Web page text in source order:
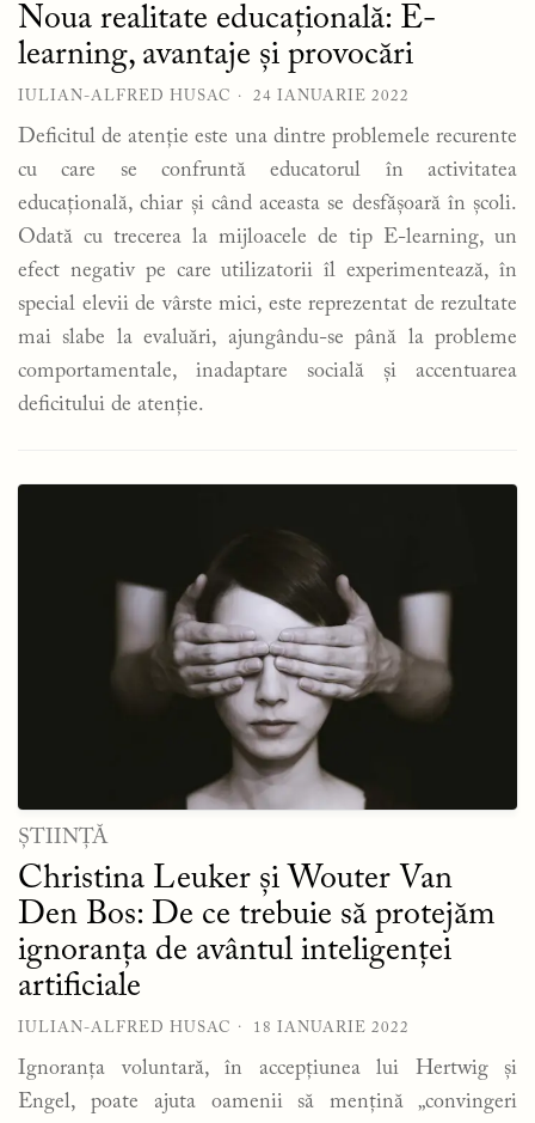
Noua realitate educațională: E-
learning, avantaje și provocări
IULIAN-ALFRED HUSAC 24 IANUARIE 2022
Deficitul de atenție este una dintre problemele recurente
cu care se confruntă educatorul în activitatea
educațională, chiar și când aceasta se desfășoară în școli.
Odată cu trecerea la mijloacele de tip E-learning, un
efect negativ pe care utilizatorii îl experimentează, în
special elevii de vârste mici, este reprezentat de rezultate
mai slabe la evaluări, ajungându-se până la probleme
comportamentale, inadaptare socială și accentuarea
deficitului de atenție.
ȘTIINȚĂ
Christina Leuker și Wouter Van
Den Bos: De ce trebuie să protejăm
ignoranța de avântul inteligenței
artificiale
IULIAN-ALFRED HUSAC 18 IANUARIE 2022
Ignoranța voluntară, în accepțiunea lui Hertwig și
Engel, poate ajuta oamenii să mențină „convingeri